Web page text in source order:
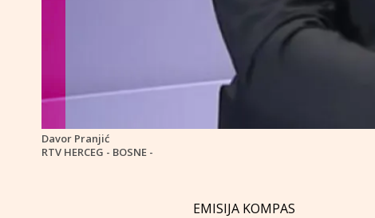
Davor Pranjić
RTV HERCEG - BOSNE -
EMISIJA KOMPAS